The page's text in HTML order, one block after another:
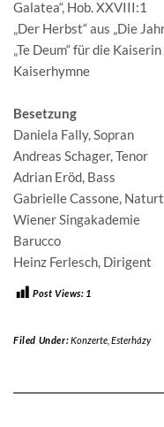
Galatea“, Hob. XXVIII:1
„Der Herbst“ aus „Die
„Te Deum“ für die
Kaiserhymne
Besetzung
Daniela Fally, Sopran
Andreas Schager, Tenor
Adrian Eröd, Bass
Gabrielle Cassone,
Wiener Singakademie
Barucco
Heinz Ferlesch, Dirigent
Post Views: 1
Filed Under:Konzerte, Esterházy